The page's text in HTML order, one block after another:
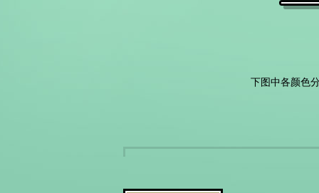
下图中各颜色